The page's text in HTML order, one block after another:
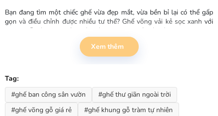
Bạn đang tìm một chiếc ghế vừa đẹp mắt, vừa bền bỉ lại có thể gấp
gọn và điều chỉnh được nhiều tư thế? Ghế võng vải kẻ sọc xanh với
khung gỗ tràm tự nhiên chính là lựa chọn tuyệt vời dành cho bạn.
Chất liệu cao cấp – Gỗ tràm tự nhiên
tràm tự nhiên – loại gỗ nhẹ, chắc, ít co ngót và có khả năng chống
mối mọt tự nhiên. Tay vịn và chân ghế được chà nhẵn, phủ lớp dầu
bảo vệ, giữ được vẻ đẹp mộc mạc, gần gũi với thiên nhiên, rất phù
hợp để đặt ở ban công, sân vườn hoặc khu vực ngoài trời.
Xem thêm
Tag:
#ghế ban công sân vườn
#ghế thư giãn ngoài trời
#ghế võng gỗ giá rẻ
#ghế khung gỗ tràm tự nhiên